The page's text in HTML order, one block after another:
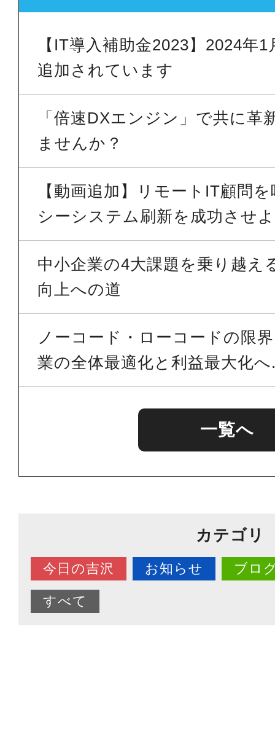
【IT導入補助金2023】2024年
追加されています
「倍速DXエンジン」で共に革
ませんか？
【動画追加】リモートIT顧問
シーシステム刷新を成功させ
中小企業の4大課題を乗り越え
向上への道
ノーコード・ローコードの限
業の全体最適化と利益最大化
一覧へ
カテゴリ
今日の吉沢 お知らせ ブロ
すべて